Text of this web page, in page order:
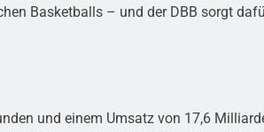
Basketballs – und der DBB sorgt
und einem Umsatz von 17,6